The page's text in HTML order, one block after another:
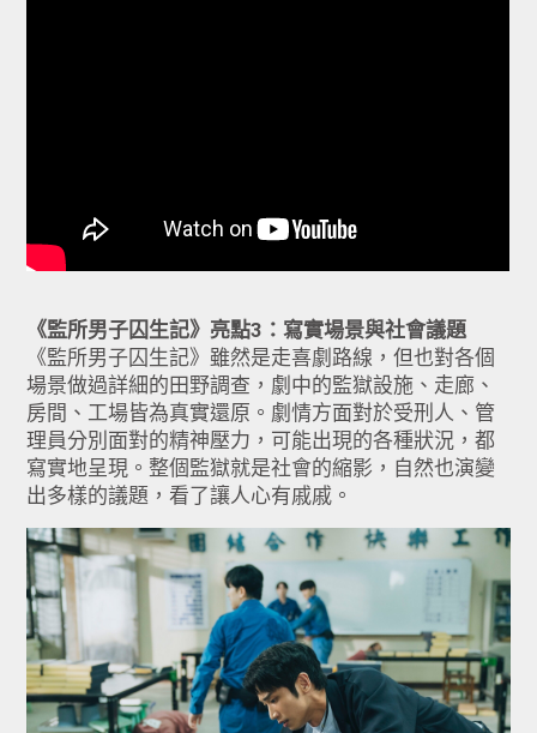
《監所男子囚生記》亮點3：寫實場景與社會議題
《監所男子囚生記》雖然是走喜劇路線，但也對各個
場景做過詳細的田野調查，劇中的監獄設施、走廊、
房間、工場皆為真實還原。劇情方面對於受刑人、管
理員分別面對的精神壓力，可能出現的各種狀況，都
寫實地呈現。整個監獄就是社會的縮影，自然也演變
出多樣的議題，看了讓人心有戚戚。